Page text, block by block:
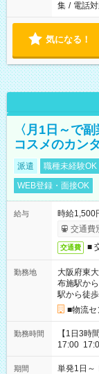
集 / 電話
気になる！
〈月1日～で
コスメのカン
派遣 職種未経験OK
WEB登録・面接OK
給与
時給1,500
交通費
交通費 ■
勤務地
大阪府東
布施駅か
駅から徒
■物流
勤務時間
【1日3時間～も相談
17:00 17:00～
お気軽に
期間
単発1日